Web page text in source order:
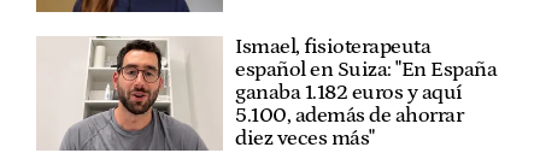
Ismael, fisioterapeuta
español en Suiza: "En España
ganaba 1.182 euros y aquí
5.100, además de ahorrar
diez veces más"